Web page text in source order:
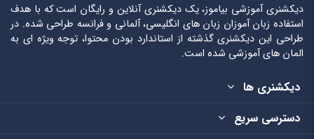
دیکشنری آموزشی بیاموز، یک دیکشنری آنلاین و رایگان است که با هدف
استفاده زبان آموزان زبان های انگلیسی، آلمانی و فرانسه طراحی شده. در
طراحی این دیکشنری گذشته از استاندارد بودن محتوا، توجه ویژه ای به
المان های آموزشی شده است.
دیکشنری ها
دسترسی سریع